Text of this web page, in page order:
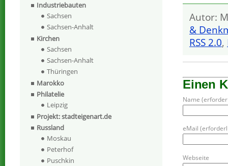
Autor:
&
RSS 2.0,
Einen
Name
eMail
Webseite
Industriebauten
Sachsen
Sachsen-Anhalt
Kirchen
Sachsen
Sachsen-Anhalt
Thüringen
Marokko
Philatelie
Leipzig
Projekt: stadteigenart.de
Russland
Moskau
Peterhof
Puschkin